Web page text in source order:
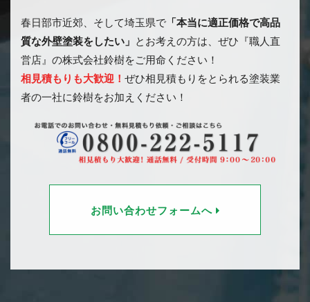
春日部市近郊、そして埼玉県で 「本当に適正価格で高品
質な外壁塗装をしたい」
とお考えの方は、ぜひ『職人直
営店』の株式会社鈴樹をご用命ください！
相見積もりも大歓迎！ ぜひ相見積もりをとられる塗装業
者の一社に鈴樹をお加えください！
お問い合わせフォームへ